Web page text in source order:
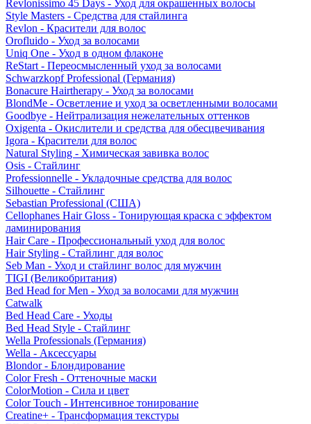
Revlonissimo 45 Days - Уход для окрашенных волосы
Style Masters - Средства для стайлинга
Revlon - Красители для волос
Orofluido - Уход за волосами
Uniq One - Уход в одном флаконе
ReStart - Переосмысленный уход за волосами
Schwarzkopf Professional (Германия)
Bonacure Hairtherapy - Уход за волосами
BlondMe - Осветление и уход за осветленными волосами
Goodbye - Нейтрализация нежелательных оттенков
Oxigenta - Окислители и средства для обесцвечивания
Igora - Красители для волос
Natural Styling - Химическая завивка волос
Osis - Стайлинг
Professionnelle - Укладочные средства для волос
Silhouette - Стайлинг
Sebastian Professional (США)
Cellophanes Hair Gloss - Тонирующая краска с эффектом
ламинирования
Hair Care - Профессиональный уход для волос
Hair Styling - Стайлинг для волос
Seb Man - Уход и стайлинг волос для мужчин
TIGI (Великобритания)
Bed Head for Men - Уход за волосами для мужчин
Catwalk
Bed Head Care - Уходы
Bed Head Style - Стайлинг
Wella Professionals (Германия)
Wella - Аксессуары
Blondor - Блондирование
Color Fresh - Оттеночные маски
ColorMotion - Сила и цвет
Color Touch - Интенсивное тонирование
Creatine+ - Трансформация текстуры